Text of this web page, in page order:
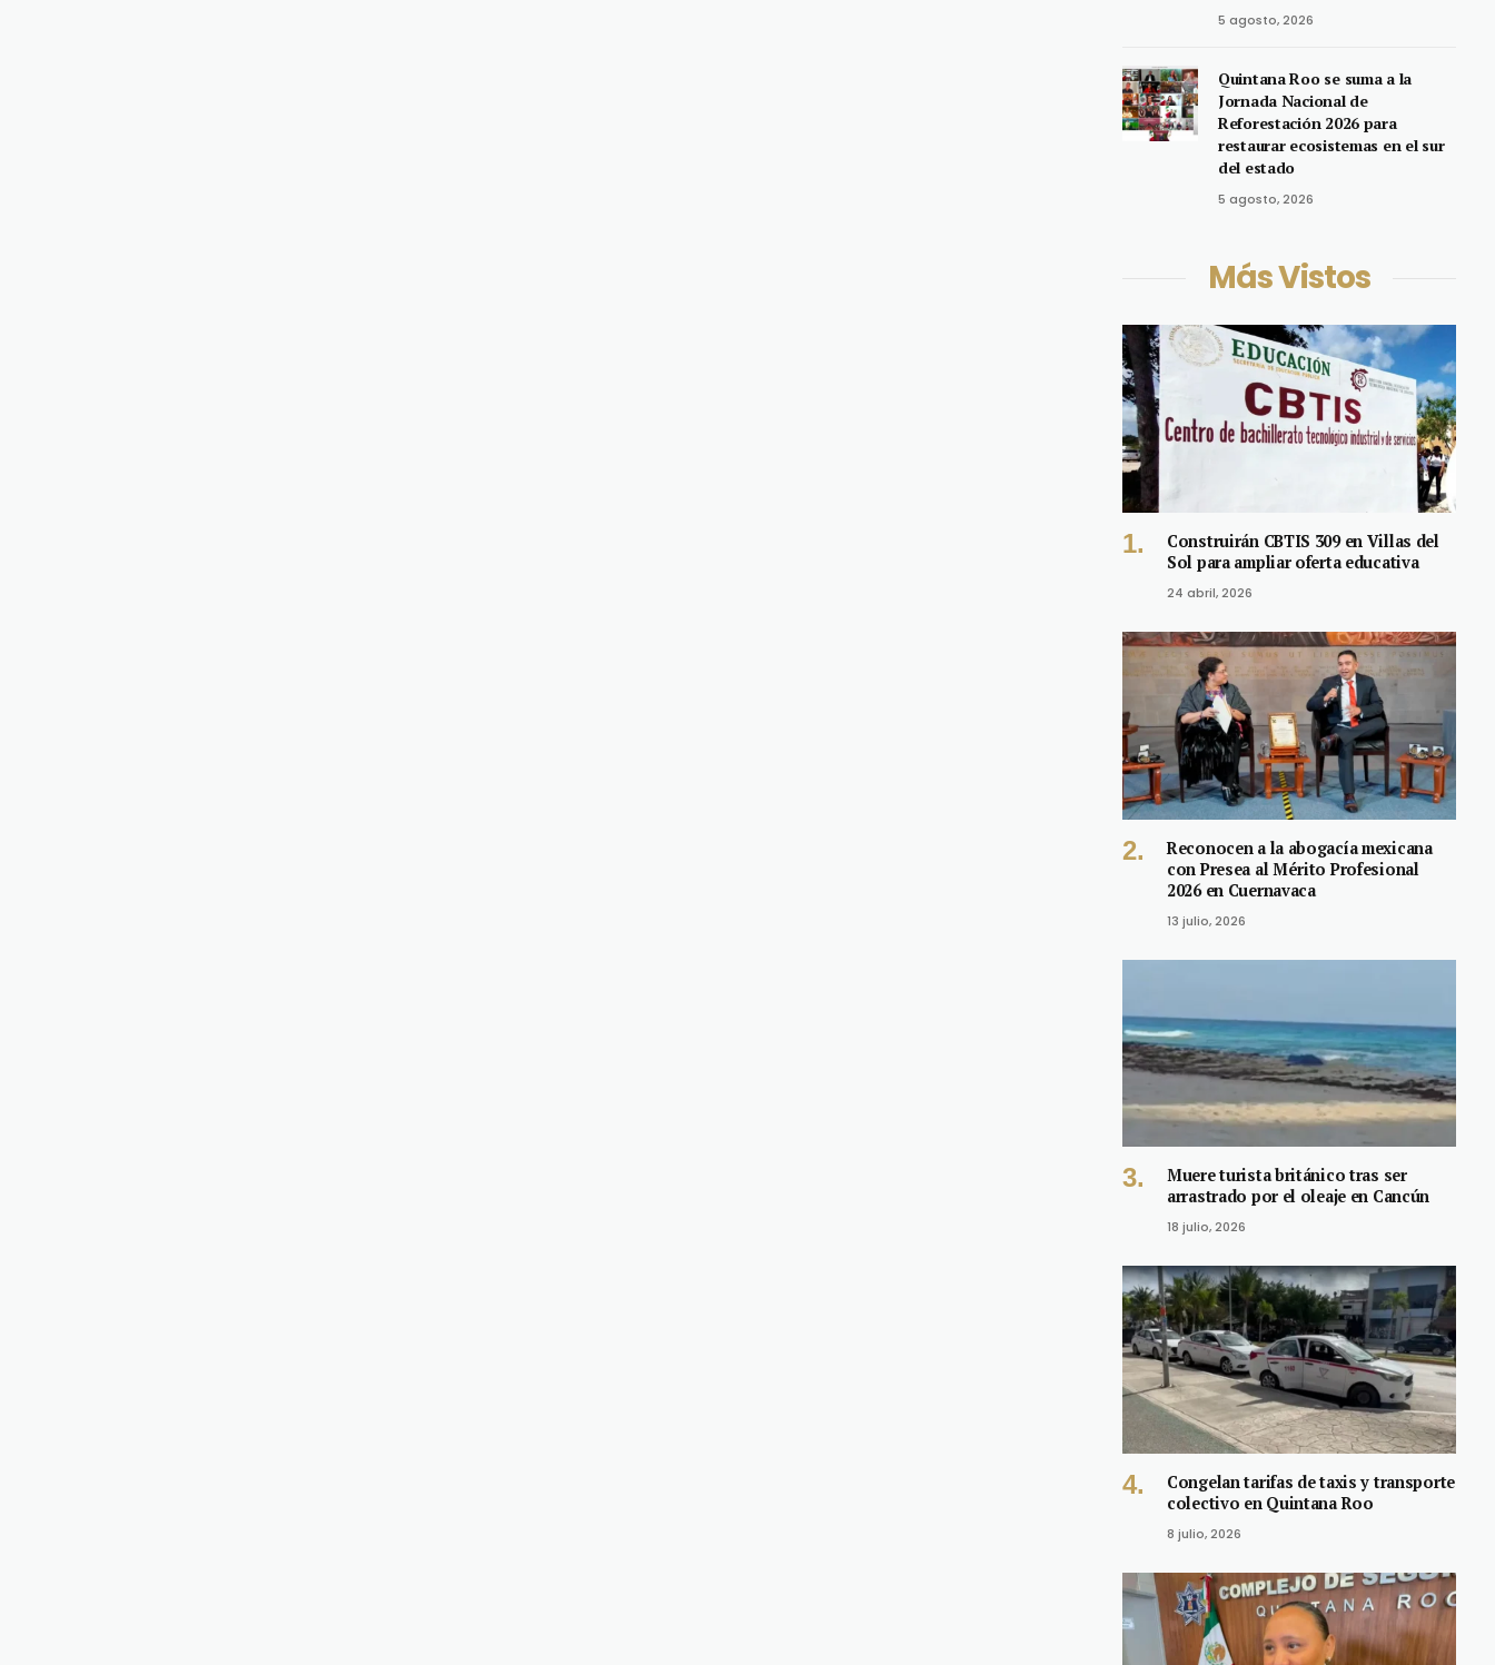
5 agosto, 2026
Quintana Roo se suma a la
Jornada Nacional de
Reforestación 2026 para
restaurar ecosistemas en el sur
del estado
5 agosto, 2026
Más Vistos
Construirán CBTIS 309 en Villas del
Sol para ampliar oferta educativa
24 abril, 2026
Reconocen a la abogacía mexicana
con Presea al Mérito Profesional
2026 en Cuernavaca
13 julio, 2026
Muere turista británico tras ser
arrastrado por el oleaje en Cancún
18 julio, 2026
Congelan tarifas de taxis y transporte
colectivo en Quintana Roo
8 julio, 2026